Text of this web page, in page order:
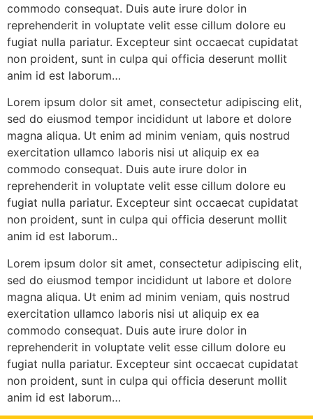
commodo consequat. Duis aute irure dolor in
reprehenderit in voluptate velit esse cillum dolore eu
fugiat nulla pariatur. Excepteur sint occaecat cupidatat
non proident, sunt in culpa qui officia deserunt mollit
anim id est laborum…
Lorem ipsum dolor sit amet, consectetur adipiscing elit,
sed do eiusmod tempor incididunt ut labore et dolore
magna aliqua. Ut enim ad minim veniam, quis nostrud
exercitation ullamco laboris nisi ut aliquip ex ea
commodo consequat. Duis aute irure dolor in
reprehenderit in voluptate velit esse cillum dolore eu
fugiat nulla pariatur. Excepteur sint occaecat cupidatat
non proident, sunt in culpa qui officia deserunt mollit
anim id est laborum..
Lorem ipsum dolor sit amet, consectetur adipiscing elit,
sed do eiusmod tempor incididunt ut labore et dolore
magna aliqua. Ut enim ad minim veniam, quis nostrud
exercitation ullamco laboris nisi ut aliquip ex ea
commodo consequat. Duis aute irure dolor in
reprehenderit in voluptate velit esse cillum dolore eu
fugiat nulla pariatur. Excepteur sint occaecat cupidatat
non proident, sunt in culpa qui officia deserunt mollit
anim id est laborum…